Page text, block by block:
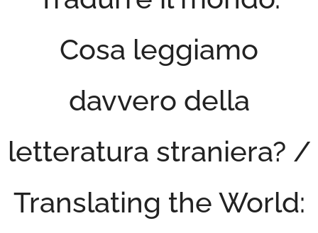
Cosa leggiamo
davvero della
letteratura straniera? /
Translating the World: